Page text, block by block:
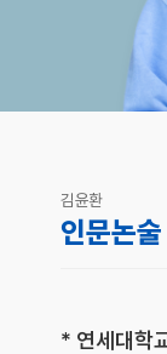
김윤환
인문논
* 연세대학